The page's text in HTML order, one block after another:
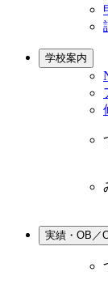
学校案内
実績・OB／